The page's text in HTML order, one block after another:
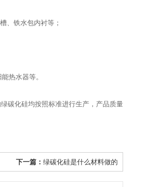
、铁水包内衬等；
热水器等。
碳化硅均按照标准进行生产，产品质量
下一篇： 绿碳化硅是什么材料做的